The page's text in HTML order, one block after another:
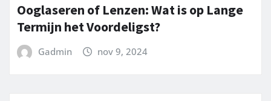
Ooglaseren of Lenzen: Wat is op Lange
Termijn het Voordeligst?
Gadmin nov 9, 2024